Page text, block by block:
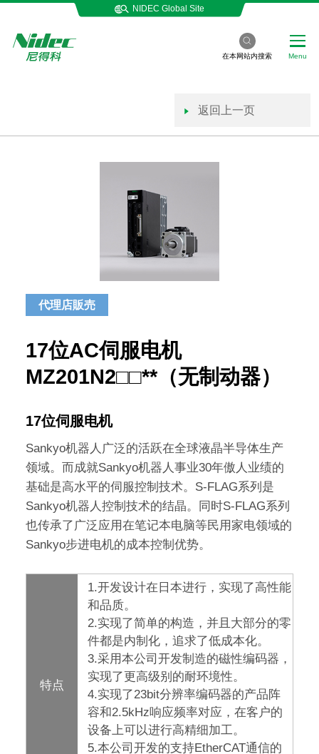
NIDEC Global Site
在本网站内搜索 Menu
返回上一页
代理店販売
17位AC伺服电机
MZ201N2□□**（无制动器）
17位伺服电机
Sankyo机器人广泛的活跃在全球液晶半导体生产
领域。而成就Sankyo机器人事业30年傲人业绩的
基础是高水平的伺服控制技术。S-FLAG系列是
Sankyo机器人控制技术的结晶。同时S-FLAG系列
也传承了广泛应用在笔记本电脑等民用家电领域的
Sankyo步进电机的成本控制优势。
特点
1.开发设计在日本进行，实现了高性能
和品质。
2.实现了简单的构造，并且大部分的零
件都是内制化，追求了低成本化。
3.采用本公司开发制造的磁性编码器，
实现了更高级别的耐环境性。
4.实现了23bit分辨率编码器的产品阵
容和2.5kHz响应频率对应，在客户的
设备上可以进行高精细加工。
5.本公司开发的支持EtherCAT通信的